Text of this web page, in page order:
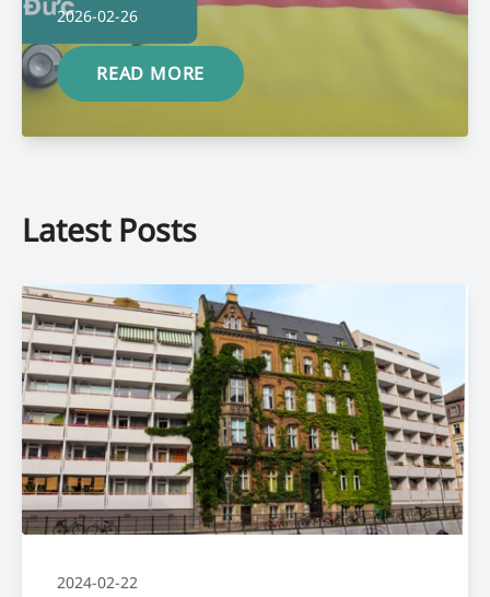
2026-02-26
READ MORE
Latest Posts
2024-02-22